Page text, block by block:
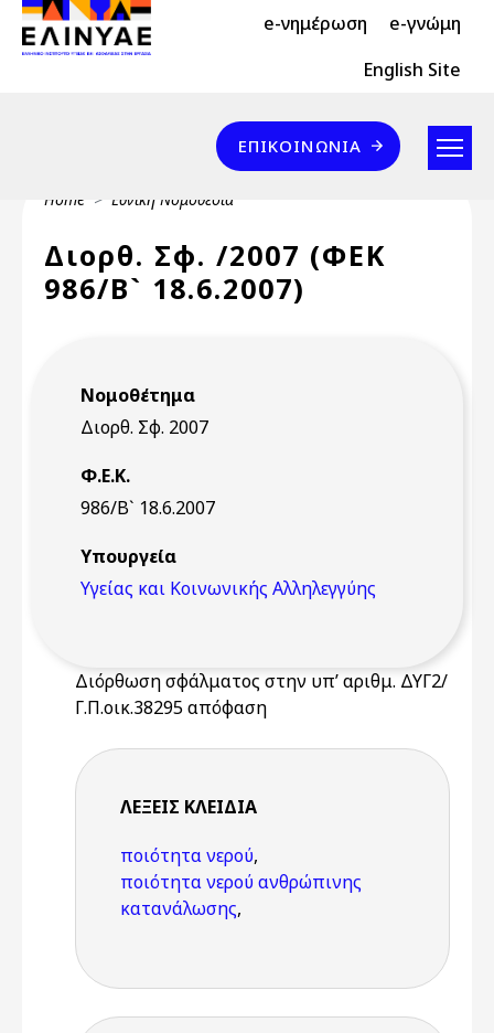
Skip to main content
Header Top 2 e-νημέρωση e-γνώμη
Header Top English Site
Επικοινωνία
ΕΠΙΚΟΙΝΩΝΊΑ
Breadcrumb
Home Εθνική Νομοθεσία
Διορθ. Σφ. /2007 (ΦΕΚ
986/Β` 18.6.2007)
Νομοθέτημα
Διορθ. Σφ. 2007
Φ.Ε.Κ.
986/Β` 18.6.2007
Υπουργεία
Υγείας και Κοινωνικής Αλληλεγγύης
Διόρθωση σφάλματος στην υπ’ αριθμ. ΔΥΓ2/
Γ.Π.οικ.38295 απόφαση
ΛΈΞΕΙΣ KΛΕΙΔΙΆ
ποιότητα νερού,
ποιότητα νερού ανθρώπινης
κατανάλωσης,